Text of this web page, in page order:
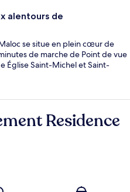
alentours de
se situe en plein cœur de
de marche de Point de vue
Église Saint-Michel et Saint-
Residence